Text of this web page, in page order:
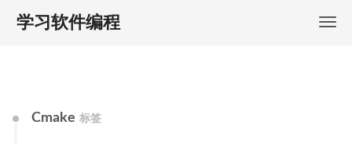
学习软件编程
Cmake 标签